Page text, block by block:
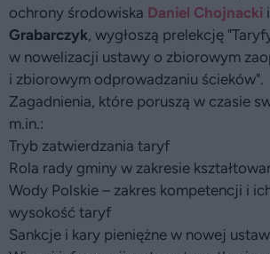
ochrony środowiska Daniel Chojnacki i
Grabarczyk, wygłoszą prelekcję
w nowelizacji ustawy o zbiorowym
i zbiorowym odprowadzaniu ścieków".
Zagadnienia, które poruszą w czasie
m.in.:
Tryb zatwierdzania taryf
Rola rady gminy w zakresie
Wody Polskie – zakres kompetencji i
wysokość taryf
Sankcje i kary pieniężne w nowej